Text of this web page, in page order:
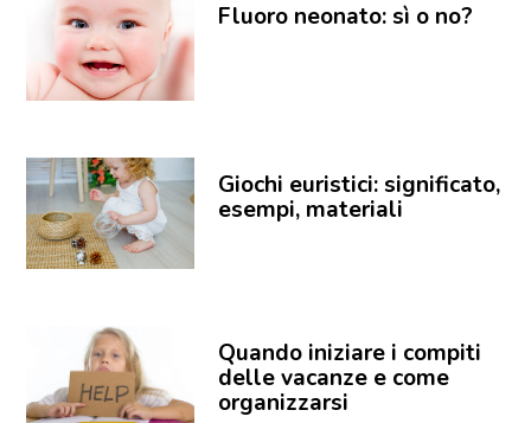
Fluoro neonato: sì o no?
Giochi euristici: significato,
esempi, materiali
Quando iniziare i compiti
delle vacanze e come
organizzarsi